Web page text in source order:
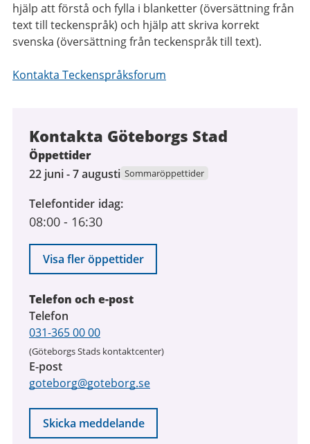
hjälp att förstå och fylla i blanketter (översättning från
text till teckenspråk) och hjälp att skriva korrekt
svenska (översättning från teckenspråk till text).
Kontakta Teckenspråksforum
Kontakta Göteborgs Stad
Öppettider
22
2026
till
augusti
2026
22 juni - 7 augusti Sommaröppettider
Telefontider idag
08:00 - 16:30
Visa fler öppettider
Telefon och e-post
Telefon
031-365 00 00
(Göteborgs Stads kontaktcenter)
E-post
goteborg@goteborg.se
Skicka meddelande